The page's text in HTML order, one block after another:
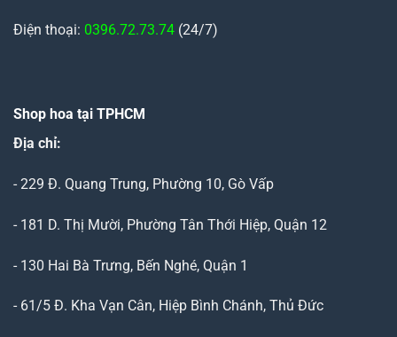
Điện thoại: 0396.72.73.74 (24/7)
Shop hoa tại TPHCM
Địa chỉ:
- 229 Đ. Quang Trung, Phường 10, Gò Vấp
- 181 D. Thị Mười, Phường Tân Thới Hiệp, Quận 12
- 130 Hai Bà Trưng, Bến Nghé, Quận 1
- 61/5 Đ. Kha Vạn Cân, Hiệp Bình Chánh, Thủ Đức